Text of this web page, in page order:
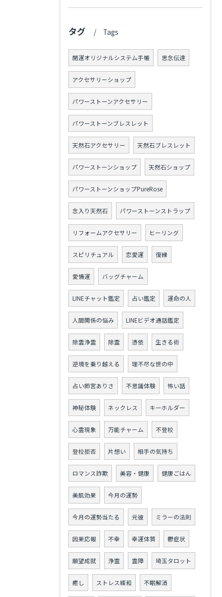
タグ Tags
開運オリジナルシステム手帳 思念伝達
アクセサリーショップ
パワーストーンアクセサリー
パワーストーンブレスレット
天然石アクセサリー 天然石ブレスレット
パワーストーンショップ 天然石ショップ
パワーストーンショップPureRose
念入り天然石 パワーストーンストラップ
リフォームアクセサリー ヒーリング
スピリチュアル 恋愛運 復縁
愛情運 バッグチャーム
LINEチャット鑑定 占い鑑定 運命の人
人間関係の悩み LINEビデオ通話鑑定
除霊浄霊 除霊 憑依 生きる術
逆境を乗り越える 理不尽な世の中
占い師宮ありさ 不思議体験 怖い話
神秘体験 ネックレス キーホルダー
心霊現象 万能チャーム 不登校
登校拒否 片想い 相手の気持ち
ロマンス詐欺 美容・健康 健康ごはん
美肌効果 今月の運勢
今月の運勢当たる 元彼 ミラーの法則
因果応報 不幸 幸運体質 鬱症状
願望成就 浄霊 霊障 埼玉タロット
癒し ストレス緩和 不眠解消